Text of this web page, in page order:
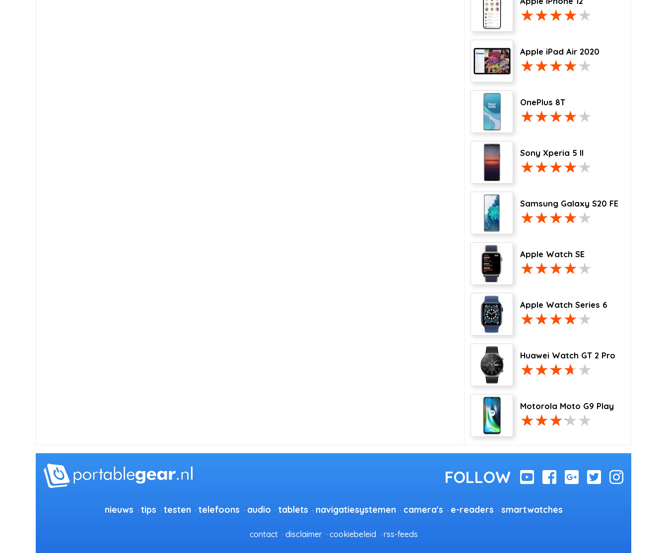
Apple iPad Air 2020
OnePlus 8T
Sony Xperia 5 II
Samsung Galaxy S20 FE
Apple Watch SE
Apple Watch Series 6
Huawei Watch GT 2 Pro
Motorola Moto G9 Play
nieuws tips testen telefoons audio tablets navigatiesystemen camera's e-readers smartwatches
contact disclaimer cookiebeleid rss-feeds